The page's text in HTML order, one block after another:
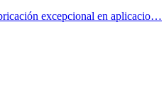
excepcional en aplicacio…